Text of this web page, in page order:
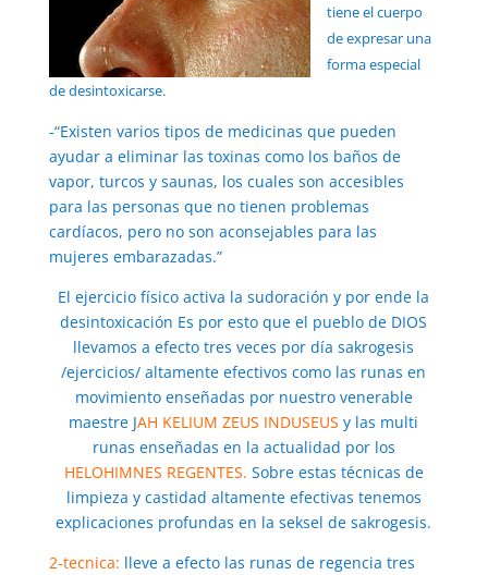
tiene el cuerpo
de expresar una
forma especial
de desintoxicarse.
-“Existen varios tipos de medicinas que pueden
ayudar a eliminar las toxinas como los baños de
vapor, turcos y saunas, los cuales son accesibles
para las personas que no tienen problemas
cardíacos, pero no son aconsejables para las
mujeres embarazadas.”
El ejercicio físico activa la sudoración y por ende la
desintoxicación Es por esto que el pueblo de DIOS
llevamos a efecto tres veces por día sakrogesis
/ejercicios/ altamente efectivos como las runas en
movimiento enseñadas por nuestro venerable
maestre JAH KELIUM ZEUS INDUSEUS y las multi
runas enseñadas en la actualidad por los
HELOHIMNES REGENTES. Sobre estas técnicas de
limpieza y castidad altamente efectivas tenemos
explicaciones profundas en la seksel de sakrogesis.
2-tecnica: lleve a efecto las runas de regencia tres